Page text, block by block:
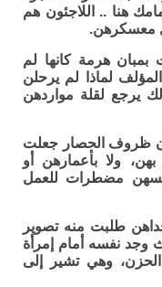
هنا .. اللاجئون هم
معسكرهن.
هرمة كانها لم
لماذا لم يرحلن
يرجع لقلة مواردهن
ظروف الحصار جعلت
ولا بأعمارهن أو
مضطرات للعمل
طلبت منه تصوير
وجد نفسه أمام إمرأة
وهي تشير إلى